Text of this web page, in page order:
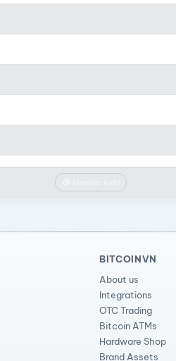
BITCOINVN
About us
Integrations
OTC Trading
Bitcoin ATMs
Hardware Shop
Brand Assets